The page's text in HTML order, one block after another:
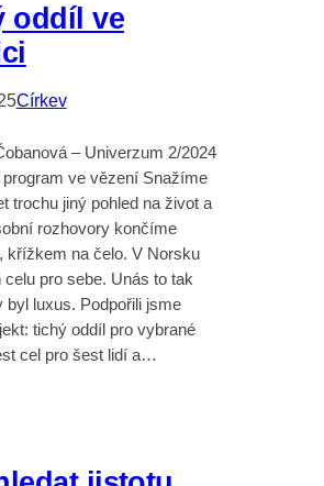
oddíl ve
Církev
– Univerzum 2/2024
program ve vězení Snažíme
trochu jiný pohled na život a
rozhovory končíme
křížkem na čelo. V Norsku
celu pro sebe. Unás to tak
byl luxus. Podpořili jsme
tichý oddíl pro vybrané
cel pro šest lidí a…